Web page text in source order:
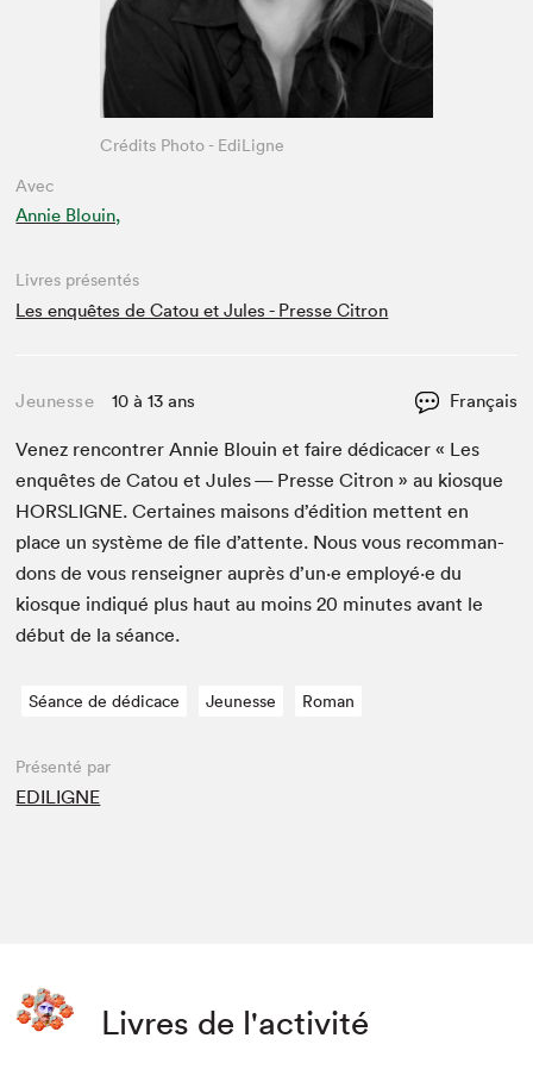
Avec
Annie Blouin,
Crédits Photo - EdiLigne
Livres présentés
Les enquêtes de Catou et Jules - Presse Citron
Jeunesse 10 à 13 ans Français
Venez ren­con­tr­er Annie Blouin et faire dédi­cac­er « Les
enquêtes de Catou et Jules — Presse Cit­ron » au kiosque
HORSLIGNE. Cer­taines maisons d’édi­tion met­tent en
place un sys­tème de file d’at­tente. Nous vous recom­man­
dons de vous ren­seign­er auprès d’un·e employé·e du
kiosque indiqué plus haut au moins20 min­utes avant le
début de la séance.
Séance de dédicace Jeunesse Roman
Présenté par
EDILIGNE
Livres de l'activité